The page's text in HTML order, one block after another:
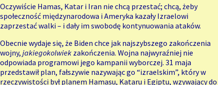
Oczywiście Hamas, Katar i Iran nie chcą przestać; chcą, żeby
społeczność międzynarodowa i Ameryka kazały Izraelowi
zaprzestać walki – i dały im swobodę kontynuowania ataków.
Obecnie wydaje się, że Biden chce jak najszybszego zakończenia
wojny, jakiegokolwiek zakończenia. Wojna najwyraźniej nie
odpowiada programowi jego kampanii wyborczej. 31 maja
przedstawił plan, fałszywie nazywając go “izraelskim”, który w
rzeczywistości był planem Hamasu, Kataru i Egiptu, wzywający do